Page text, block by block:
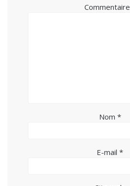
Commentaire
Nom *
E-mail *